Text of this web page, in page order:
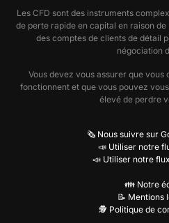
Les CFD sont des instruments
de perte rapide en capital en raison
des comptes de clients de détail
négociation
Vous devez vous assurer que
fonctionnent et que vous pouvez
élevé de perdre
🗞️ Nous suivre sur
📣 Utiliser notre
📣 Utiliser notre
👪 Notre
📝 Mentions
🕵️ Politique de